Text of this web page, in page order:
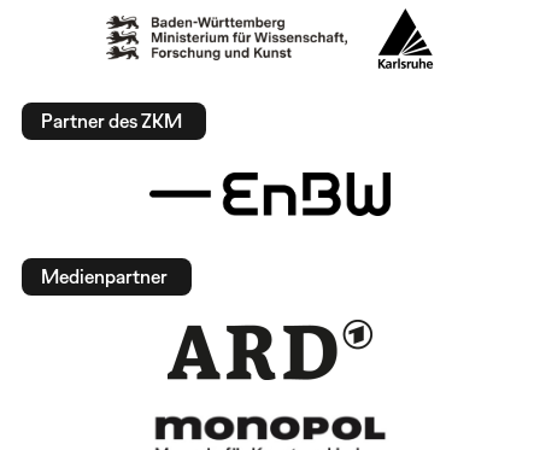
Partner des ZKM
Medienpartner